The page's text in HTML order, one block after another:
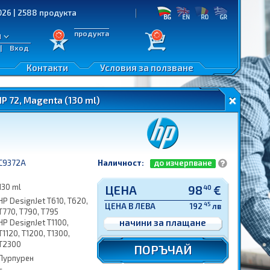
продукта
Вход
продукта
Условия за ползване
Контакти
72, Magenta (130 ml)
ml
DesignJet T610, T620,
T790, T795
DesignJet T1100,
T1200, T1300,
Наличност: до изчерпване
ЦЕНА 98 40 €
ЦЕНА В ЛЕВА 192 45 лв
начини за плащане
ПОРЪЧАЙ